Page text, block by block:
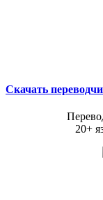
Скачать
20+